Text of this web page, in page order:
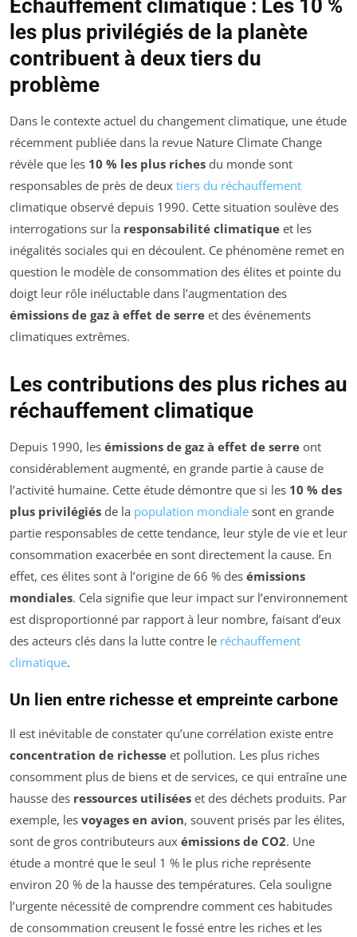
Échauffement climatique : Les 10 %
les plus privilégiés de la planète
contribuent à deux tiers du
problème
Dans le contexte actuel du changement climatique, une étude
récemment publiée dans la revue Nature Climate Change
révèle que les 10 % les plus riches du monde sont
responsables de près de deux tiers du réchauffement
climatique observé depuis 1990. Cette situation soulève des
interrogations sur la responsabilité climatique et les
inégalités sociales qui en découlent. Ce phénomène remet en
question le modèle de consommation des élites et pointe du
doigt leur rôle inéluctable dans l’augmentation des
émissions de gaz à effet de serre et des événements
climatiques extrêmes.
Les contributions des plus riches au
réchauffement climatique
Depuis 1990, les émissions de gaz à effet de serre ont
considérablement augmenté, en grande partie à cause de
l’activité humaine. Cette étude démontre que si les 10 % des
plus privilégiés de la population mondiale sont en grande
partie responsables de cette tendance, leur style de vie et leur
consommation exacerbée en sont directement la cause. En
effet, ces élites sont à l’origine de 66 % des émissions
mondiales. Cela signifie que leur impact sur l’environnement
est disproportionné par rapport à leur nombre, faisant d’eux
des acteurs clés dans la lutte contre le réchauffement
climatique.
Un lien entre richesse et empreinte carbone
Il est inévitable de constater qu’une corrélation existe entre
concentration de richesse et pollution. Les plus riches
consomment plus de biens et de services, ce qui entraîne une
hausse des ressources utilisées et des déchets produits. Par
exemple, les voyages en avion, souvent prisés par les élites,
sont de gros contributeurs aux émissions de CO2. Une
étude a montré que le seul 1 % le plus riche représente
environ 20 % de la hausse des températures. Cela souligne
l’urgente nécessité de comprendre comment ces habitudes
de consommation creusent le fossé entre les riches et les